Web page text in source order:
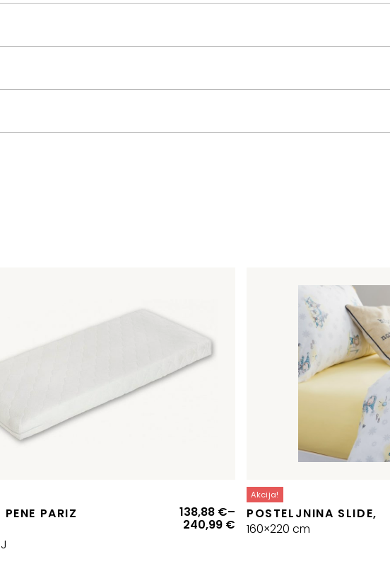
PARIZ
138,88 €–
240,99 €
Cenovni
razpon:
od
Akcija!
POSTELJNINA SLIDE,
160×220 cm